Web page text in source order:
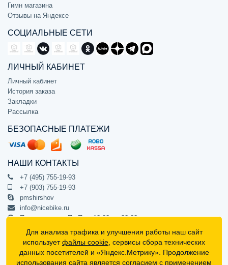
Гимн магазина
Отзывы на Яндексе
СОЦИАЛЬНЫЕ СЕТИ
ЛИЧНЫЙ КАБИНЕТ
Личный кабинет
История заказа
Закладки
Рассылка
БЕЗОПАСНЫЕ ПЛАТЕЖИ
НАШИ КОНТАКТЫ
+7 (495) 755-19-93
+7 (903) 755-19-93
pmshirshov
info@nicebike.ru
Прием звонков Пн-Пт с 10:00 до 20:00
ПВЗ Пн-Пт с 10:00 до 20:00
г. Москва, ул. Барклая 13с1
подъезд 1, цокольный этаж, офис 1
Для анализа трафика и улучшения работы наш сайт
используетфайлы cookie , сервисы сбора технических
данных посетителей и «Яндекс.Метрику». Продолжение
использования сайта является согласием с применением